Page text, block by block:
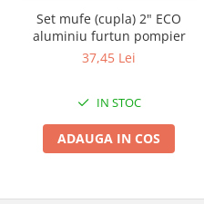
Sere si solarii
Suflante si aspiratoare exterior
Unelte manuale de gradina -
Stropitori
Folie si plase pt plante
Set mufe (cupla) 2" ECO
aluminiu furtun pompier
37,45 Lei
IN STOC
ADAUGA IN COS